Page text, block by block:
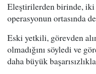
Eleştirilerden birinde,
operasyonun ortasında
Eski yetkili, görevden
olmadığını söyledi ve
daha büyük